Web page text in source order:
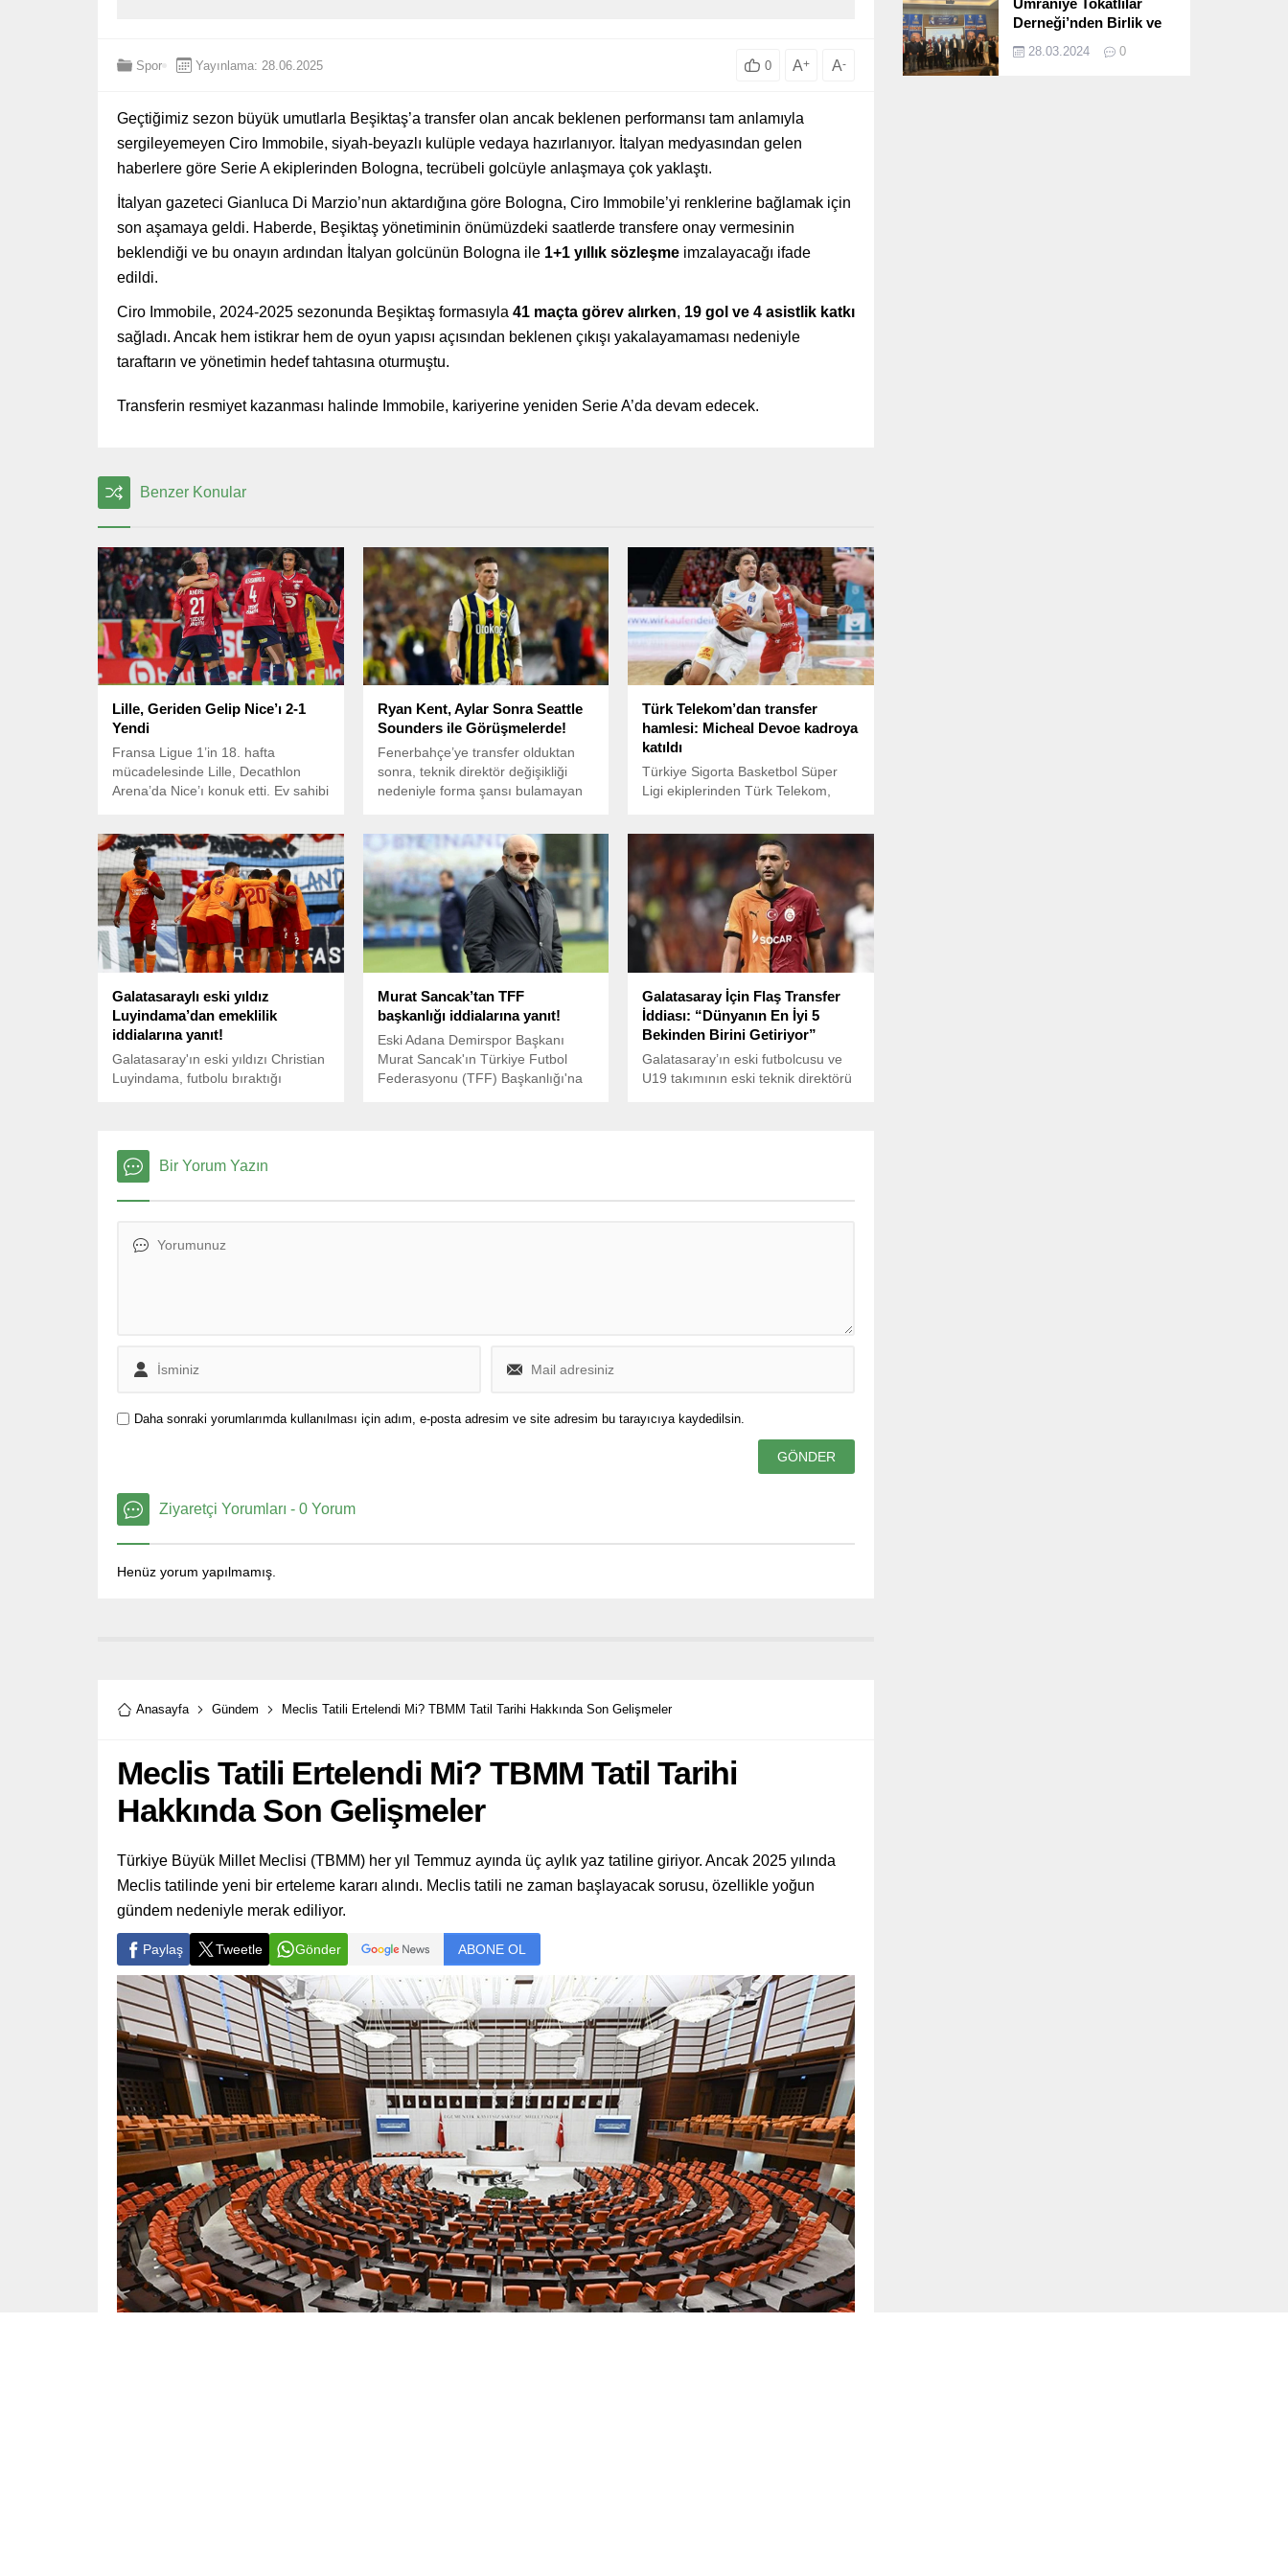
Spor Yayınlama: 28.06.2025 0 A+ A-
Geçtiğimiz sezon büyük umutlarla Beşiktaş’a transfer olan ancak beklenen performansı tam anlamıyla
sergileyemeyen Ciro Immobile, siyah-beyazlı kulüple vedaya hazırlanıyor. İtalyan medyasından gelen
haberlere göre Serie A ekiplerinden Bologna, tecrübeli golcüyle anlaşmaya çok yaklaştı.
İtalyan gazeteci Gianluca Di Marzio’nun aktardığına göre Bologna, Ciro Immobile’yi renklerine bağlamak için
son aşamaya geldi. Haberde, Beşiktaş yönetiminin önümüzdeki saatlerde transfere onay vermesinin
beklendiği ve bu onayın ardından İtalyan golcünün Bologna ile 1+1 yıllık sözleşme imzalayacağı ifade
edildi.
Ciro Immobile, 2024-2025 sezonunda Beşiktaş formasıyla 41 maçta görev alırken, 19 gol ve 4 asistlik katkı
sağladı. Ancak hem istikrar hem de oyun yapısı açısından beklenen çıkışı yakalayamaması nedeniyle
taraftarın ve yönetimin hedef tahtasına oturmuştu.
Transferin resmiyet kazanması halinde Immobile, kariyerine yeniden Serie A’da devam edecek.
Benzer Konular
Lille, Geriden Gelip Nice’ı 2-1
Yendi
Fransa Ligue 1’in 18. hafta
mücadelesinde Lille, Decathlon
Arena’da Nice’ı konuk etti. Ev sahibi
Ryan Kent, Aylar Sonra Seattle
Sounders ile Görüşmelerde!
Fenerbahçe’ye transfer olduktan
sonra, teknik direktör değişikliği
nedeniyle forma şansı bulamayan
Türk Telekom’dan transfer
hamlesi: Micheal Devoe kadroya
katıldı
Türkiye Sigorta Basketbol Süper
Ligi ekiplerinden Türk Telekom,
Galatasaraylı eski yıldız
Luyindama’dan emeklilik
iddialarına yanıt!
Galatasaray'ın eski yıldızı Christian
Luyindama, futbolu bıraktığı
Murat Sancak’tan TFF
başkanlığı iddialarına yanıt!
Eski Adana Demirspor Başkanı
Murat Sancak'ın Türkiye Futbol
Federasyonu (TFF) Başkanlığı'na
Galatasaray İçin Flaş Transfer
İddiası: “Dünyanın En İyi 5
Bekinden Birini Getiriyor”
Galatasaray’ın eski futbolcusu ve
U19 takımının eski teknik direktörü
Bir Yorum Yazın
Daha sonraki yorumlarımda kullanılması için adım, e-posta adresim ve site adresim bu tarayıcıya kaydedilsin.
Ziyaretçi Yorumları - 0 Yorum
Henüz yorum yapılmamış.
Anasayfa Gündem Meclis Tatili Ertelendi Mi? TBMM Tatil Tarihi Hakkında Son Gelişmeler
Meclis Tatili Ertelendi Mi? TBMM Tatil Tarihi
Hakkında Son Gelişmeler
Türkiye Büyük Millet Meclisi (TBMM) her yıl Temmuz ayında üç aylık yaz tatiline giriyor. Ancak 2025 yılında
Meclis tatilinde yeni bir erteleme kararı alındı. Meclis tatili ne zaman başlayacak sorusu, özellikle yoğun
gündem nedeniyle merak ediliyor.
Paylaş Tweetle Gönder ABONE OL
Ümraniye Tokatlılar
Derneği’nden Birlik ve
Programı
28.03.2024 0